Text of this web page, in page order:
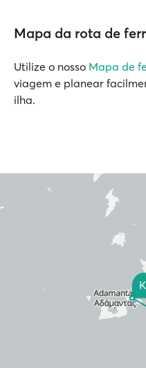
Mapa da rota de
Utilize o nosso Mapa de
viagem e planear
ilha.